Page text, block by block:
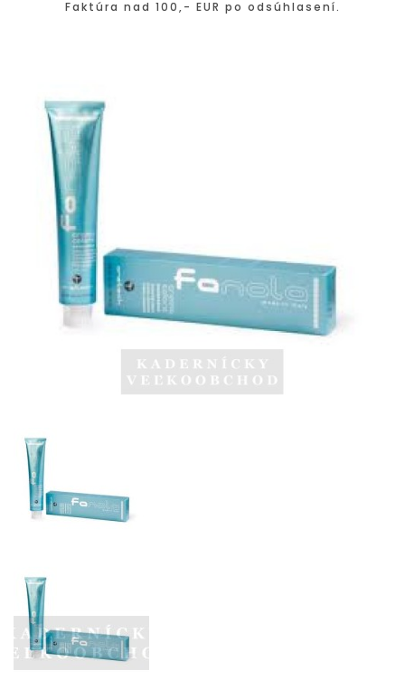
Faktúra nad 100,- EUR po odsúhlasení.